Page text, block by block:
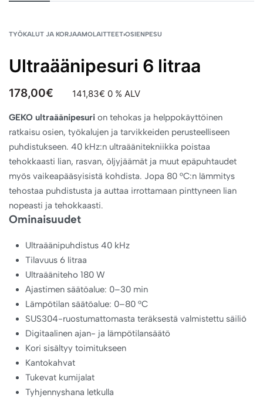
TYÖKALUT JA KORJAAMOLAITTEET›OSIENPESU
Ultraäänipesuri 6 litraa
178,00€ 141,83€ 0 % ALV
GEKO ultraäänipesuri on tehokas ja helppokäyttöinen
ratkaisu osien, työkalujen ja tarvikkeiden perusteelliseen
puhdistukseen. 40 kHz:n ultraäänitekniikka poistaa
tehokkaasti lian, rasvan, öljyjäämät ja muut epäpuhtaudet
myös vaikeapääsyisistä kohdista. Jopa 80 °C:n lämmitys
tehostaa puhdistusta ja auttaa irrottamaan pinttyneen lian
nopeasti ja tehokkaasti.
Ominaisuudet
Ultraäänipuhdistus 40 kHz
Tilavuus 6 litraa
Ultraääniteho 180 W
Ajastimen säätöalue: 0–30 min
Lämpötilan säätöalue: 0–80 °C
SUS304-ruostumattomasta teräksestä valmistettu säiliö
Digitaalinen ajan- ja lämpötilansäätö
Kori sisältyy toimitukseen
Kantokahvat
Tukevat kumijalat
Tyhjennyshana letkulla